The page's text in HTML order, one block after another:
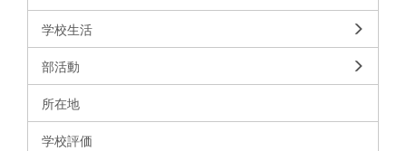
学校生活
部活動
所在地
学校評価